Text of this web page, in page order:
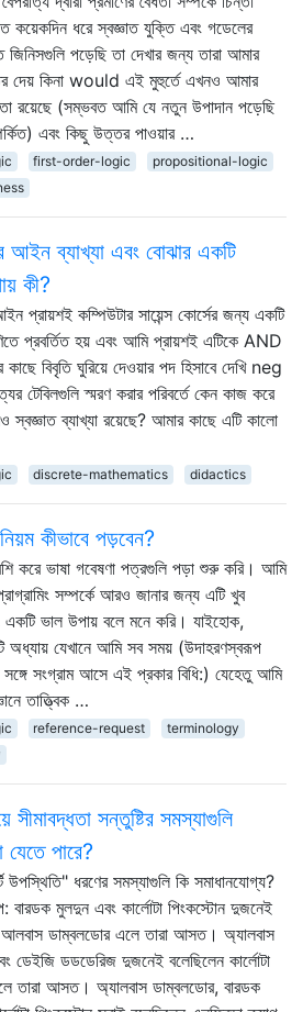
ধরে স্বজ্ঞাত যুক্তি এবং গডেলের
জিনিসগুলি পড়েছি তা দেখার জন্য তারা আমার
দেয় কিনা would এই মুহুর্তে এখনও আমার
রয়েছে (সম্ভবত আমি যে নতুন উপাদান পড়েছি
এবং কিছু উত্তর পাওয়ার …
first-order-logic
propositional-logic
আইন ব্যাখ্যা এবং বোঝার একটি
কী?
প্রায়শই কম্পিউটার সায়েন্স কোর্সের জন্য একটি
প্রবর্তিত হয় এবং আমি প্রায়শই এটিকে AND
বিবৃতি ঘুরিয়ে দেওয়ার পদ হিসাবে দেখি neg
টেবিলগুলি স্মরণ করার পরিবর্তে কেন কাজ করে
ব্যাখ্যা রয়েছে? আমার কাছে এটি কালো
discrete-mathematics didactics
কীভাবে পড়বেন?
করে ভাষা গবেষণা পত্রগুলি পড়া শুরু করি। আমি
সম্পর্কে আরও জানার জন্য এটি খুব
একটি ভাল উপায় বলে মনে করি। যাইহোক,
অধ্যায় যেখানে আমি সব সময় (উদাহরণস্বরূপ
সংগ্রাম আসে এই প্রকার বিধি:) যেহেতু আমি
তাত্ত্বিক …
reference-request
terminology
সীমাবদ্ধতা সন্তুষ্টির সমস্যাগুলি
যেতে পারে?
উপস্থিতি" ধরণের সমস্যাগুলি কি সমাধানযোগ্য?
বারডক মুলদুন এবং কার্লোটা পিংকস্টোন দুজনেই
আলবাস ডাম্বলডোর এলে তারা আসত। অ্যালবাস
ডেইজি ডডডেরিজ দুজনেই বলেছিলেন কার্লোটা
তারা আসত। অ্যালবাস ডাম্বলডোর, বারডক